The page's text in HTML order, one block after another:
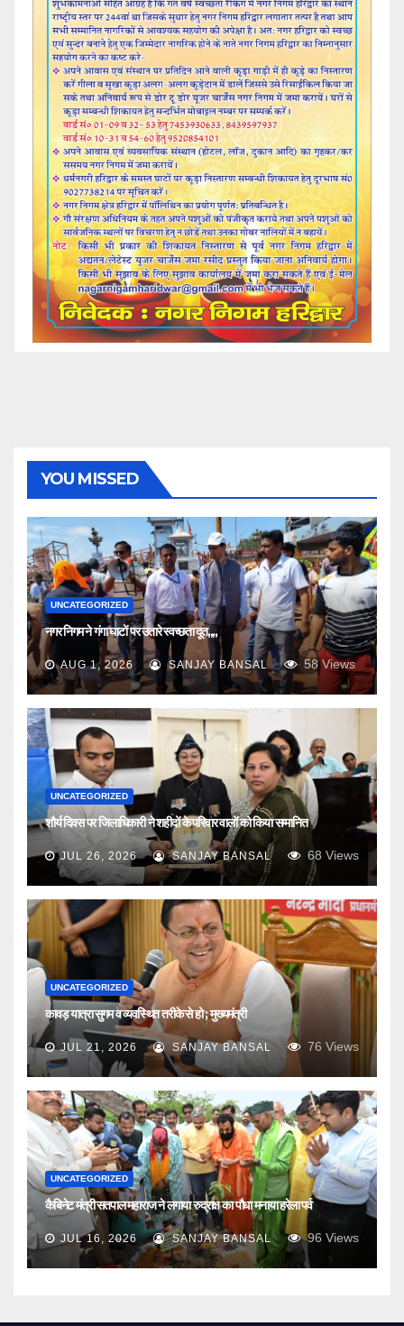
YOU MISSED
UNCATEGORIZED
नगर निगम ने गंगा घाटों पर उतारे स्वच्छता दूत,,,,
AUG 1, 2026 SANJAY BANSAL 58Views
UNCATEGORIZED
शौर्य दिवस पर जिलाधिकारी ने शहीदों के परिवार वालों को किया सम्मानित
JUL 26, 2026 SANJAY BANSAL 68 Views
UNCATEGORIZED
कावड़ यात्रा सुगम व व्यवस्थित तरीके से हो ; मुख्यमंत्री
JUL 21, 2026 SANJAY BANSAL 76 Views
UNCATEGORIZED
कैबिनेट मंत्री सतपाल महाराज ने लगाया रुद्राक्ष का पौधा मनाया हरेला पर्व
JUL 16, 2026 SANJAY BANSAL 96 Views